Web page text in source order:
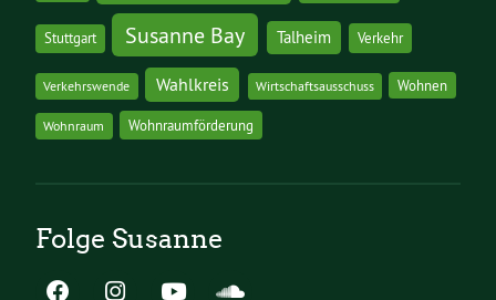
Stuttgart Susanne Bay Talheim Verkehr
Verkehrswende Wahlkreis Wirtschaftsausschuss Wohnen
Wohnraum Wohnraumförderung
Folge Susanne